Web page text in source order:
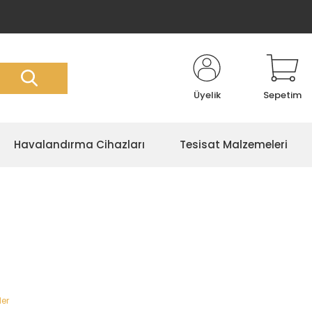
Üyelik Sepetim
Havalandırma Cihazları Tesisat Malzemeleri